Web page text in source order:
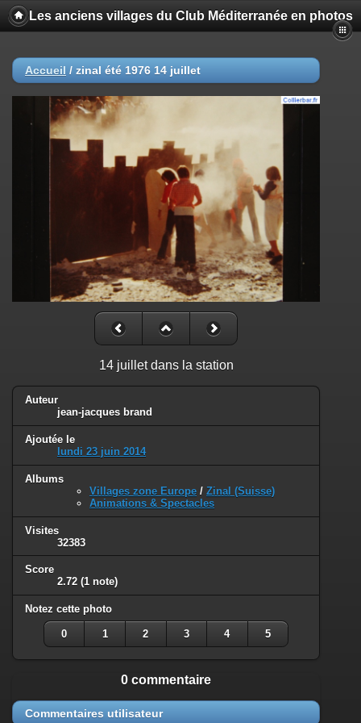
Les anciens villages du Club Méditerranée en photos
Accueil / zinal été 1976 14 juillet
14 juillet dans la station
Auteur
jean-jacques brand
Ajoutée le
lundi 23 juin 2014
Albums
Villages zone Europe / Zinal (Suisse)
Animations & Spectacles
Visites
32383
Score
2.72 (1 note)
Notez cette photo
0 1 2 3 4 5
0 commentaire
Commentaires utilisateur